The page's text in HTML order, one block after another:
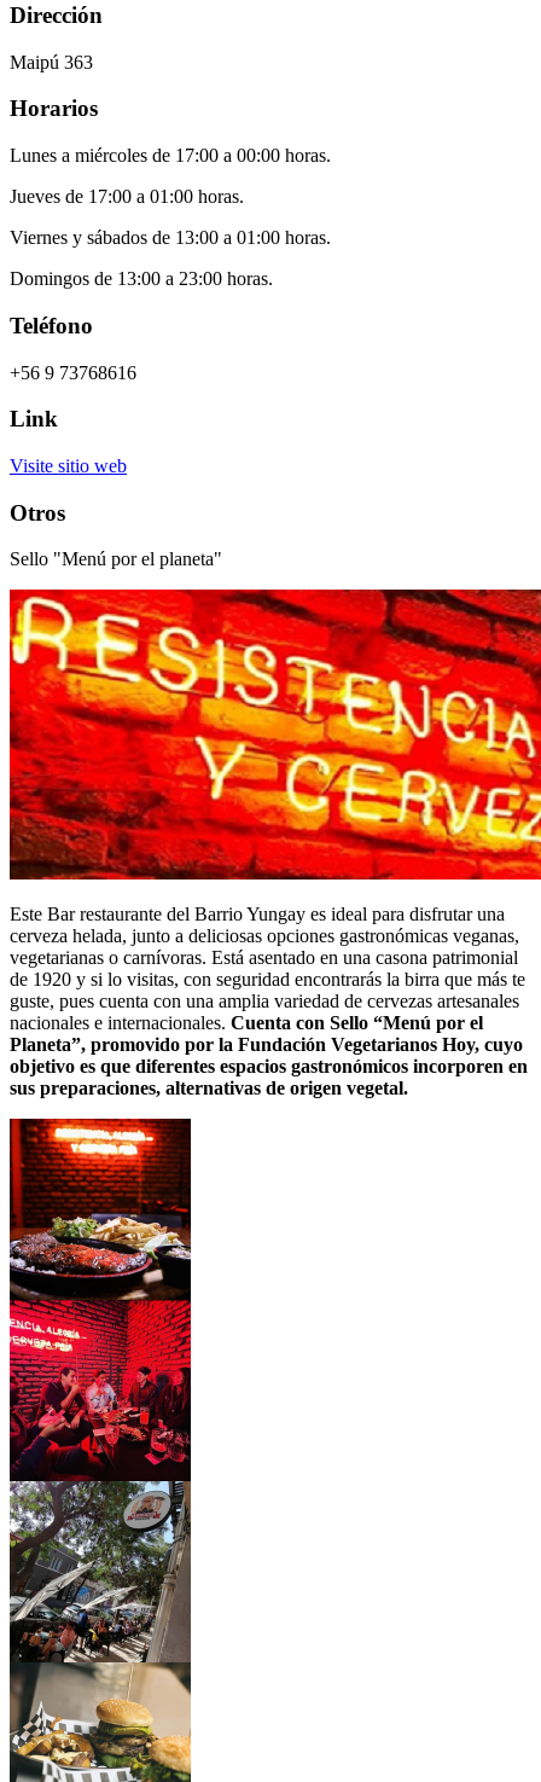
Dirección
Maipú 363
Horarios
Lunes a miércoles de 17:00 a 00:00 horas.
Jueves de 17:00 a 01:00 horas.
Viernes y sábados de 13:00 a 01:00 horas.
Domingos de 13:00 a 23:00 horas.
Teléfono
+56 9 73768616
Link
Visite sitio web
Otros
Sello "Menú por el planeta"
Este Bar restaurante del Barrio Yungay es ideal para disfrutar una
cerveza helada, junto a deliciosas opciones gastronómicas veganas,
vegetarianas o carnívoras. Está asentado en una casona patrimonial
de 1920 y si lo visitas, con seguridad encontrarás la birra que más te
guste, pues cuenta con una amplia variedad de cervezas artesanales
nacionales e internacionales. Cuenta con Sello “Menú por el
Planeta”, promovido por la Fundación Vegetarianos Hoy, cuyo
objetivo es que diferentes espacios gastronómicos incorporen en
sus preparaciones, alternativas de origen vegetal.